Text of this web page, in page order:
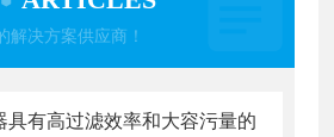
解决方案供应商！
具有高过滤效率和大容污量的